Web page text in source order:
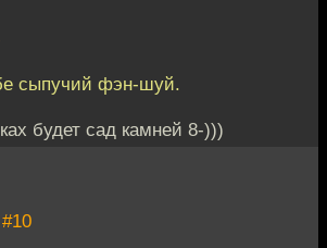
сыпучий фэн-шуй.
будет сад камней 8-)))
#10